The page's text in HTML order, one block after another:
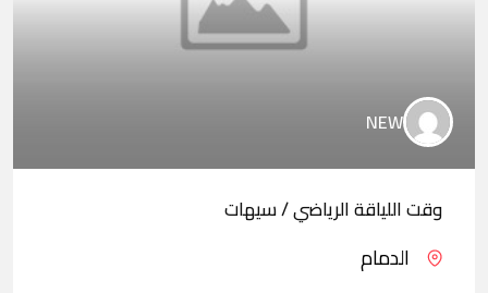
NEW
وقت اللياقة الرياضي / سيهات
الدمام